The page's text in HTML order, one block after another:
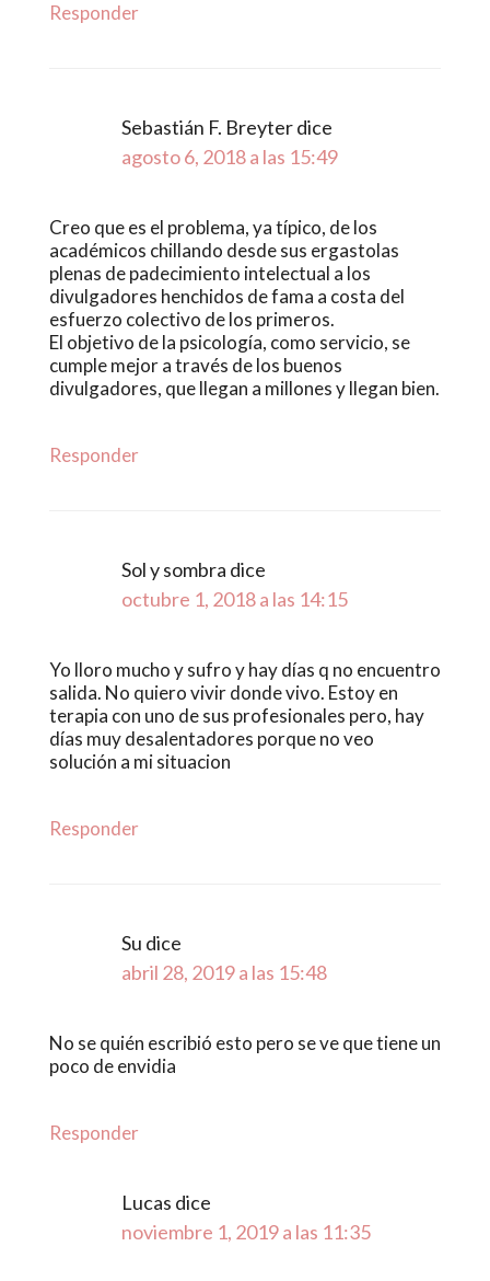
Responder
Sebastián F. Breyterdice
agosto 6, 2018 a las 15:49
Creo que es el problema, ya típico, de los
académicos chillando desde sus ergastolas
plenas de padecimiento intelectual a los
divulgadores henchidos de fama a costa del
esfuerzo colectivo de los primeros.
El objetivo de la psicología, como servicio, se
cumple mejor a través de los buenos
divulgadores, que llegan a millones y llegan bien.
Responder
Sol y sombra dice
octubre 1, 2018 a las 14:15
Yo lloro mucho y sufro y hay días q no encuentro
salida. No quiero vivir donde vivo. Estoy en
terapia con uno de sus profesionales pero, hay
días muy desalentadores porque no veo
solución a mi situacion
Responder
Su dice
abril 28, 2019 a las 15:48
No se quién escribió esto pero se ve que tiene un
poco de envidia
Responder
Lucas dice
noviembre 1, 2019 a las 11:35